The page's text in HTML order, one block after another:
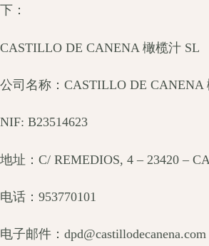
下：
CASTILLO DE CANENA 橄榄汁 SL
公司名称：CASTILLO DE CANENA
NIF: B23514623
地址：C/ REMEDIOS, 4 – 23420 –
电话：953770101
电子邮件：dpd@castillodecanena.com